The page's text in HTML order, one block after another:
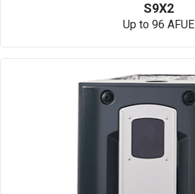
S9X2
Up to 96 AFUE